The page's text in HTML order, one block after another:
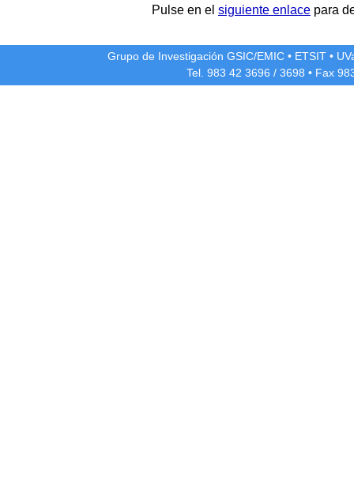
Pulse en el siguiente enlace para
Grupo de Investigación GSIC/EMIC • ETSIT •
Tel. 983 42 3696 / 3698 • Fax